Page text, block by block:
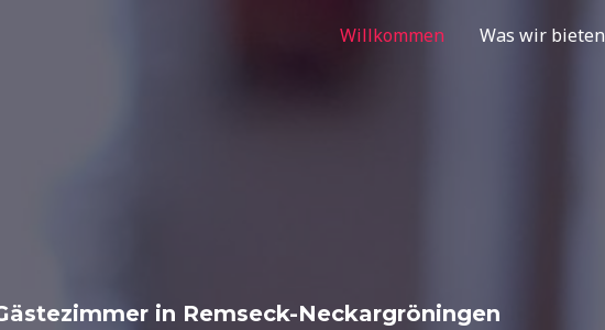
Willkommen Was wir bieten
in Remseck-Neckargröningen